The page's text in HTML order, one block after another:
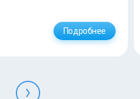
Подробнее